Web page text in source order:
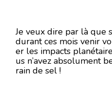
Je veux dire par là que
durant ces mois venir
er les impacts
us n’avez absolument
rain de sel !